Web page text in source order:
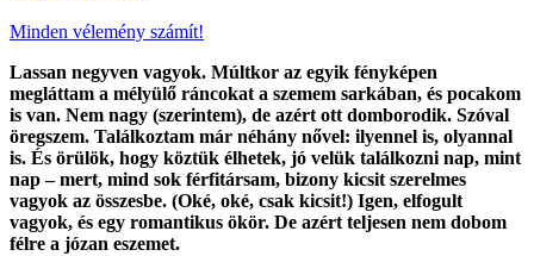
Minden vélemény számít!
Lassan negyven vagyok. Múltkor az egyik fényképen
megláttam a mélyülő ráncokat a szemem sarkában, és pocakom
is van. Nem nagy (szerintem), de azért ott domborodik. Szóval
öregszem. Találkoztam már néhány nővel: ilyennel is, olyannal
is. És örülök, hogy köztük élhetek, jó velük találkozni nap, mint
nap – mert, mind sok férfitársam, bizony kicsit szerelmes
vagyok az összesbe. (Oké, oké, csak kicsit!) Igen, elfogult
vagyok, és egy romantikus ökör. De azért teljesen nem dobom
félre a józan eszemet.